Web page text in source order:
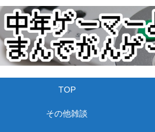
TOP
その他雑談